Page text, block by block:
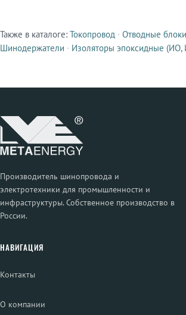
Смежные продукты
Также в каталоге: Токопровод · Отводные
Шинодержатели · Изоляторы эпоксидные
Производитель шинопровода и
электротехники для промышленности и
инфраструктуры. Собственное производство в
России.
НАВИГАЦИЯ
Контакты
О компании